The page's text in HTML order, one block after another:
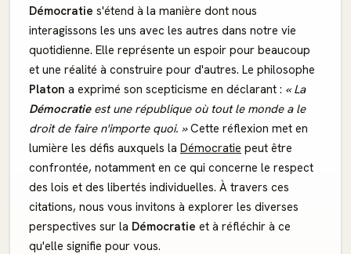
Démocratie s'étend à la manière dont nous
interagissons les uns avec les autres dans notre vie
quotidienne. Elle représente un espoir pour beaucoup
et une réalité à construire pour d'autres. Le philosophe
Platon a exprimé son scepticisme en déclarant : « La
Démocratieest une république où tout le monde a le
droit de faire n'importe quoi. »Cette réflexion met en
lumière les défis auxquels la Démocratie peut être
confrontée, notamment en ce qui concerne le respect
des lois et des libertés individuelles. À travers ces
citations, nous vous invitons à explorer les diverses
perspectives sur la Démocratie et à réfléchir à ce
qu'elle signifie pour vous.